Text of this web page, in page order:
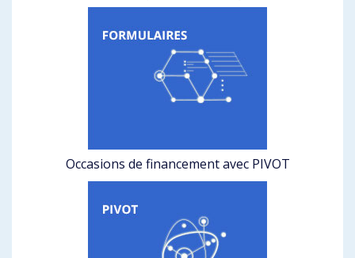
Occasions de financement avec PIVOT